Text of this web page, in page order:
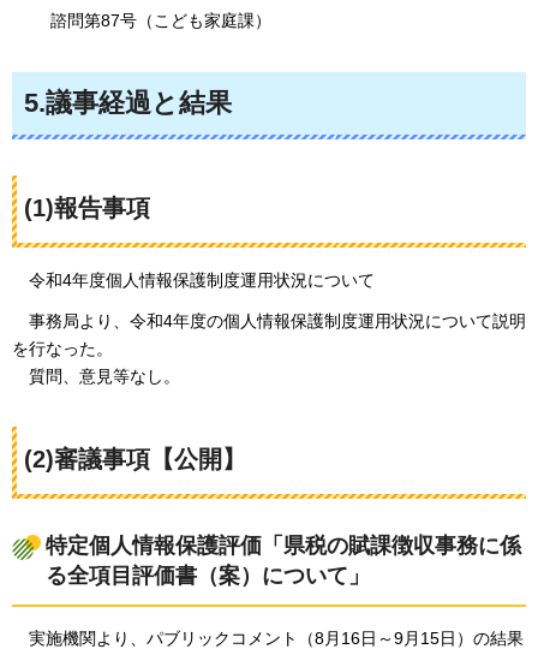
諮問第87号（こども家庭課）
5.議事経過と結果
(1)報告事項
令和4年度個人情報保護制度運用状況について
事務局より、令和4年度の個人情報保護制度運用状況について説明
を行なった。
質問、意見等なし。
(2)審議事項【公開】
特定個人情報保護評価「県税の賦課徴収事務に係
る全項目評価書（案）について」
実施機関より、パブリックコメント（8月16日～9月15日）の結果